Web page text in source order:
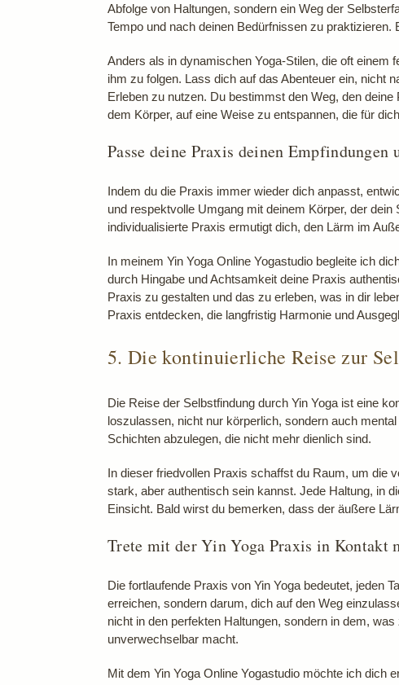
Abfolge von Haltungen, sondern ein Weg der
Tempo und nach deinen Bedürfnissen zu
Anders als in dynamischen Yoga-Stilen, die oft einem
ihm zu folgen. Lass dich auf das Abenteuer ein, nicht
Erleben zu nutzen. Du bestimmst den Weg, den
dem Körper, auf eine Weise zu entspannen, die für
Passe deine Praxis deinen
Indem du die Praxis immer wieder dich anpasst,
und respektvolle Umgang mit deinem Körper, der
individualisierte Praxis ermutigt dich, den Lärm im
In meinem Yin Yoga Online Yogastudio begleite ich
durch Hingabe und Achtsamkeit deine Praxis
Praxis zu gestalten und das zu erleben, was in dir
Praxis entdecken, die langfristig Harmonie und
5. Die kontinuierliche Reise zur
Die Reise der Selbstfindung durch Yin Yoga ist eine
loszulassen, nicht nur körperlich, sondern auch
Schichten abzulegen, die nicht mehr dienlich sind.
In dieser friedvollen Praxis schaffst du Raum, um die
stark, aber authentisch sein kannst. Jede Haltung, in
Einsicht. Bald wirst du bemerken, dass der äußere
Trete mit der Yin Yoga Praxis in Kontakt
Die fortlaufende Praxis von Yin Yoga bedeutet, jeden
erreichen, sondern darum, dich auf den Weg
nicht in den perfekten Haltungen, sondern in dem,
unverwechselbar macht.
Mit dem Yin Yoga Online Yogastudio möchte ich dich